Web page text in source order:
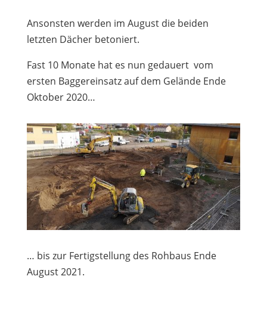
Ansonsten werden im August die beiden
letzten Dächer betoniert.
Fast 10 Monate hat es nun gedauert vom
ersten Baggereinsatz auf dem Gelände Ende
Oktober 2020…
… bis zur Fertigstellung des Rohbaus Ende
August 2021.